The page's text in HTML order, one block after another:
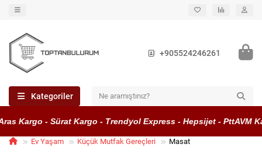
+905524246261
Kategoriler
Kargo - Sürat Kargo - Trendyol Express - Hepsijet - PttAVM
Ev Yaşam Küçük Mutfak Gereçleri Masat